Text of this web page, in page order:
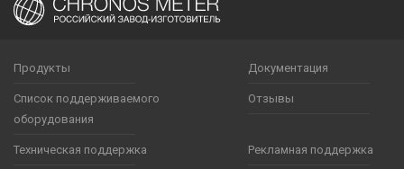
Продукты Документация
Список поддерживаемого
оборудования
Отзывы
Техническая поддержка Рекламная поддержка